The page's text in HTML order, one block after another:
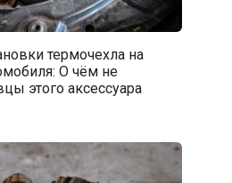
термочехла на
О чём не
этого аксессуара